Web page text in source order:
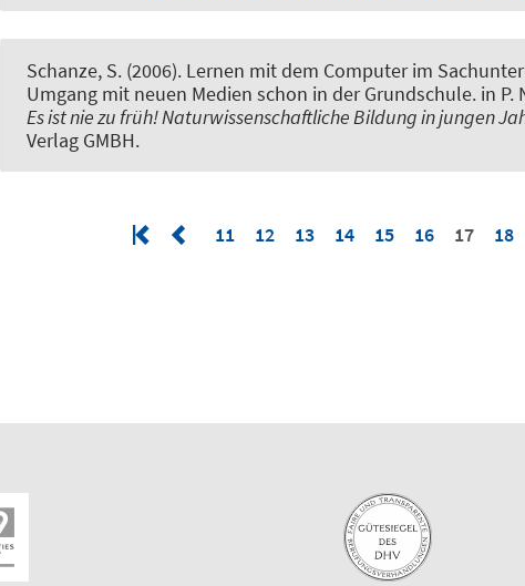
Schanze, S. (2006). Lernen mit dem Computer im
Umgang mit neuen Medien schon in der Grundschule. in P.
Es ist nie zu früh! Naturwissenschaftliche Bildung in jungen
Verlag GMBH.
11 12 13 14 15 16 17 18